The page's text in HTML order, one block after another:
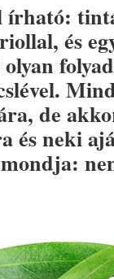
írható:
és
de
és neki